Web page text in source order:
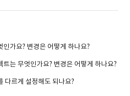
가요? 변경은 어떻게 하나요?
는 무엇인가요? 변경은 어떻게 하나요?
다르게 설정해도 되나요?